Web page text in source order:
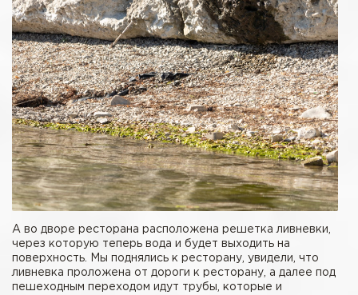
А во дворе ресторана расположена решетка ливневки,
через которую теперь вода и будет выходить на
поверхность. Мы поднялись к ресторану, увидели, что
ливневка проложена от дороги к ресторану, а далее под
пешеходным переходом идут трубы, которые и